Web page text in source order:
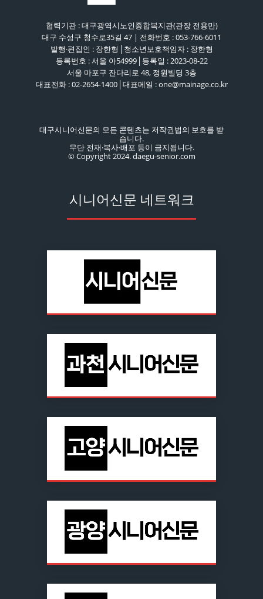
협력기관 : 대구광역시노인종합복지관(관장 전용만)
대구 수성구 청수로35길 47 | 전화번호 : 053-766-6011
발행·편집인 : 장한형│청소년보호책임자 : 장한형
등록번호 : 서울 아54999│등록일 : 2023-08-22
서울 마포구 잔다리로 48, 정원빌딩 3층
대표전화 : 02-2654-1400│대표메일 : one@mainage.co.kr
대구시니어신문의 모든 콘텐츠는 저작권법의 보호를 받
습니다.
무단 전재·복사·배포 등이 금지됩니다.
© Copyright 2024. daegu-senior.com
시니어신문 네트워크